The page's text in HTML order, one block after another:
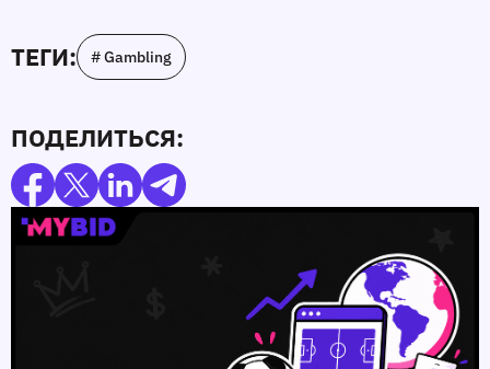
ТЕГИ: # Gambling
ПОДЕЛИТЬСЯ: